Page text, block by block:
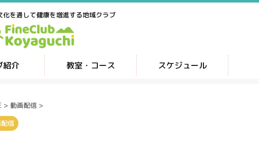
化を通して健康を増進する地域クラブ
紹介 教室・コース スケジュール
> 動画配信 >
信